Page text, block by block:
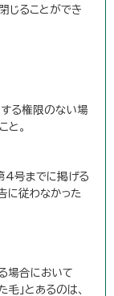
じることができ
する権限のない場
と。
4号までに掲げる
に従わなかった
場合において
」とあるのは、